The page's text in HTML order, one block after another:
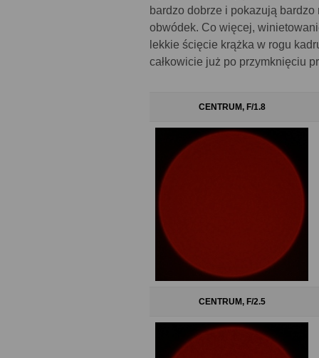
bardzo dobrze i pokazują bardzo
obwódek. Co więcej,
lekkie ścięcie krążka w rogu
całkowicie już po przymknięciu
CENTRUM, F/1.8
CENTRUM, F/2.5